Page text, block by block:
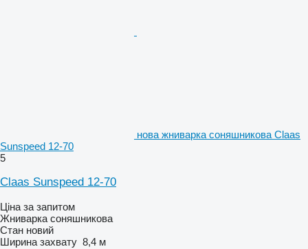
нова жниварка соняшникова Claas
Sunspeed 12-70
5
Claas Sunspeed 12-70
Ціна за запитом
Жниварка соняшникова
Стан новий
Ширина захвату 8,4 м